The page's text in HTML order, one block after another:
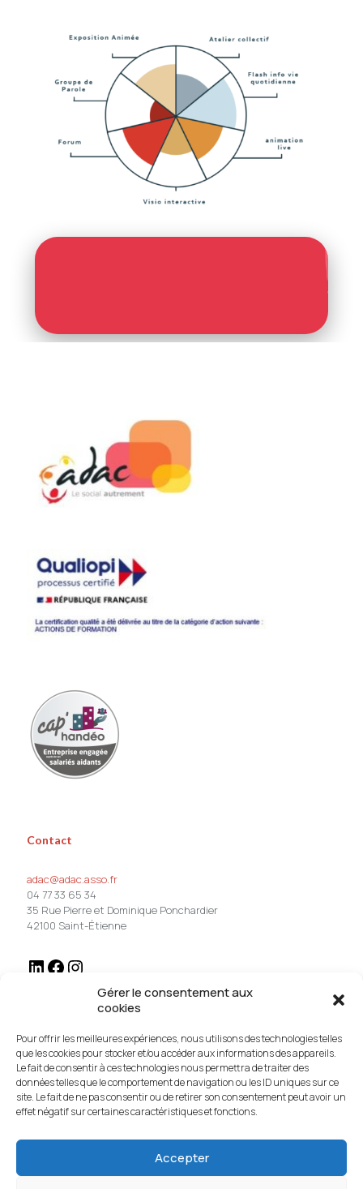
Gérer le consentement aux
cookies
Pour offrir les meilleures expériences, nous utilisons des technologies telles
que les cookies pour stocker et/ou accéder aux informations des appareils.
Le fait de consentir à ces technologies nous permettra de traiter des
données telles que le comportement de navigation ou les ID uniques sur ce
site. Le fait de ne pas consentir ou de retirer son consentement peut avoir un
effet négatif sur certaines caractéristiques et fonctions.
Accepter
Contact
adac@adac.asso.fr
04 77 33 65 34
35 Rue Pierre et Dominique Ponchardier
42100 Saint-Étienne
Qui sommes-nous ?
L’ADAC est une équipe pluridisciplinaire composée de personnes
salariées réalisant les missions et animant les formations...